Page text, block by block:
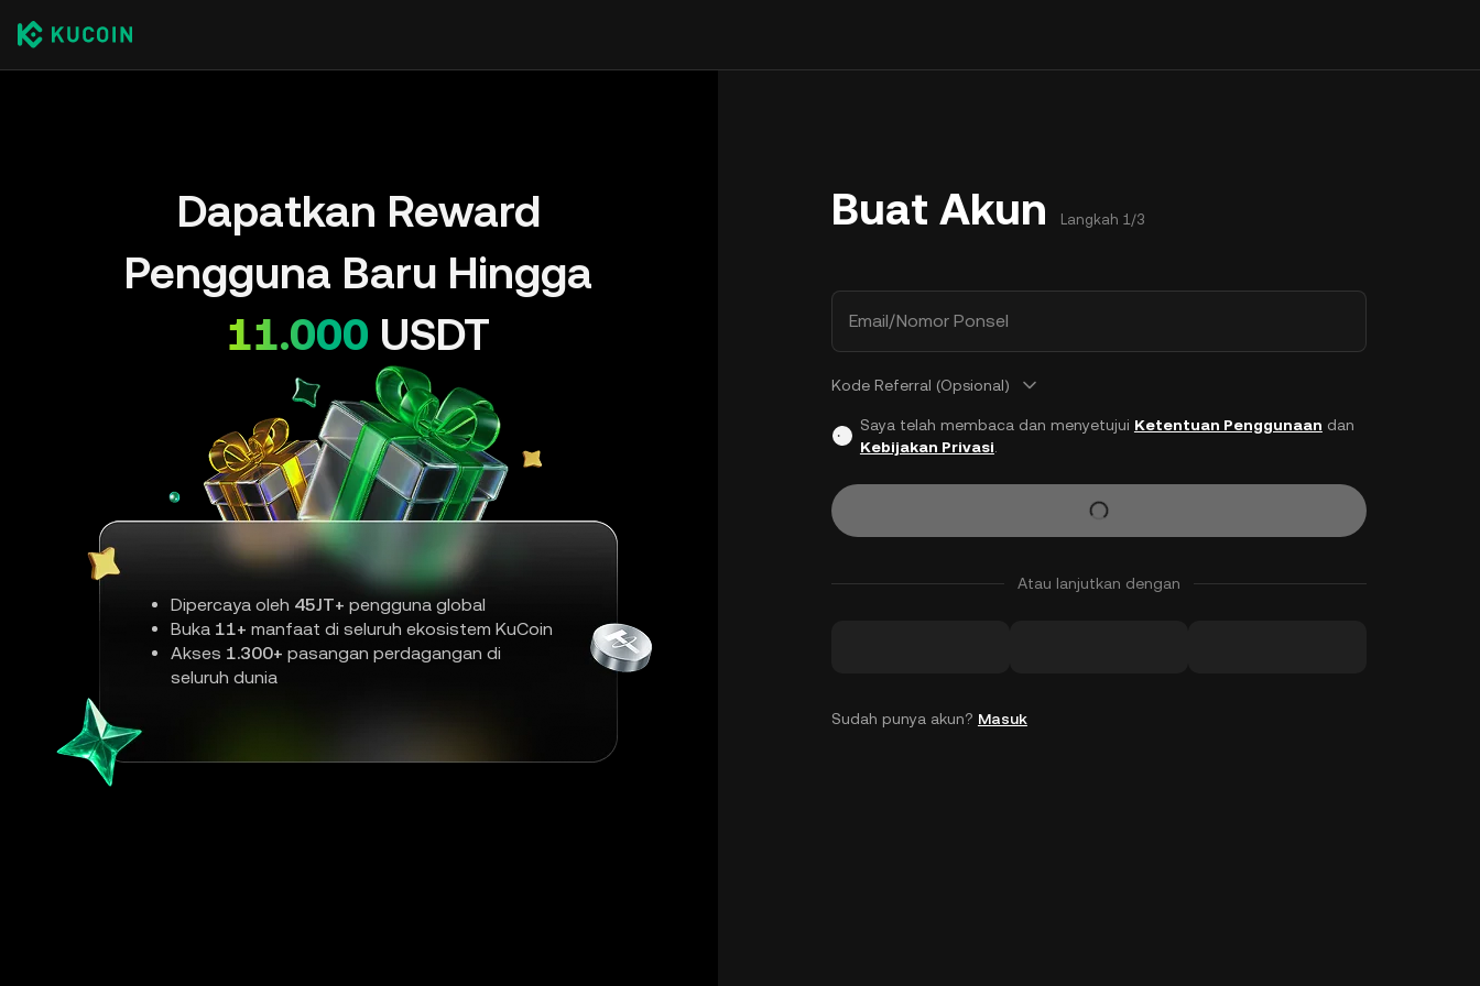
Dapatkan Reward
Pengguna Baru Hingga
11.000 USDT
Dipercaya oleh 45JT+ pengguna global
Buka 11+ manfaat di seluruh ekosistem KuCoin
Akses 1.300+ pasangan perdagangan di
seluruh dunia
Buat Akun Langkah 1/3
Email/Nomor Ponsel
Kode Referral (Opsional)
Saya telah membaca dan menyetujui Ketentuan Penggunaan dan
Kebijakan Privasi
Atau lanjutkan dengan
Sudah punya akun? Masuk